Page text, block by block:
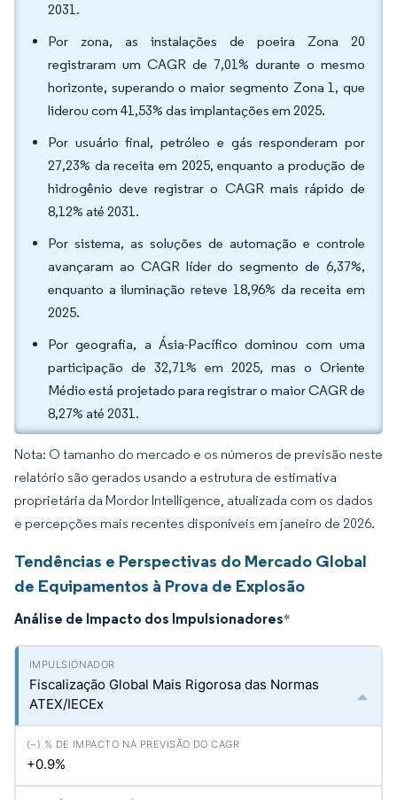
2031.
Por zona, as instalações de poeira Zona 20
registraram um CAGR de 7,01% durante o mesmo
horizonte, superando o maior segmento Zona 1, que
liderou com 41,53% das implantações em 2025.
Por usuário final, petróleo e gás responderam por
27,23% da receita em 2025, enquanto a produção de
hidrogênio deve registrar o CAGR mais rápido de
8,12% até 2031.
Por sistema, as soluções de automação e controle
avançaram ao CAGR líder do segmento de 6,37%,
enquanto a iluminação reteve 18,96% da receita em
2025.
Por geografia, a Ásia-Pacífico dominou com uma
participação de 32,71% em 2025, mas o Oriente
Médio está projetado para registrar o maior CAGR de
8,27% até 2031.
Nota: O tamanho do mercado e os números de previsão neste
relatório são gerados usando a estrutura de estimativa
proprietária da Mordor Intelligence, atualizada com os dados
e percepções mais recentes disponíveis em janeiro de 2026.
Tendências e Perspectivas do Mercado Global
de Equipamentos à Prova de Explosão
Análise de Impacto dos Impulsionadores*
Fiscalização Global Mais Rigorosa das Normas
ATEX/IECEx
+0.9%